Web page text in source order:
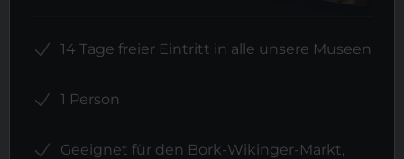
14 Tage freier Eintritt in alle unsere Museen
1 Person
Geeignet für den Bork-Wikinger-Markt,